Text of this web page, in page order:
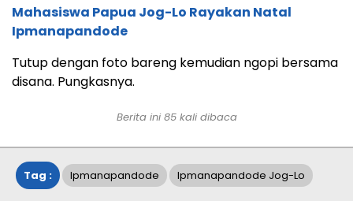
Mahasiswa Papua Jog-Lo Rayakan Natal
Ipmanapandode
Tutup dengan foto bareng kemudian ngopi bersama
disana. Pungkasnya.
Berita ini 85kali dibaca
Tag : Ipmanapandode Ipmanapandode Jog-Lo